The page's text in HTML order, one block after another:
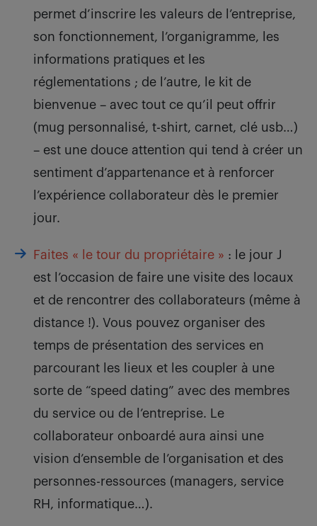
permet d’inscrire les valeurs de l’entreprise,
son fonctionnement, l’organigramme, les
informations pratiques et les
réglementations ; de l’autre, le kit de
bienvenue – avec tout ce qu’il peut offrir
(mug personnalisé, t-shirt, carnet, clé usb…)
– est une douce attention qui tend à créer un
sentiment d’appartenance et à renforcer
l’expérience collaborateur dès le premier
jour.
Faites « le tour du propriétaire » : le jour J
est l’occasion de faire une visite des locaux
et de rencontrer des collaborateurs (même à
distance !). Vous pouvez organiser des
temps de présentation des services en
parcourant les lieux et les coupler à une
sorte de “speed dating” avec des membres
du service ou de l’entreprise. Le
collaborateur onboardé aura ainsi une
vision d’ensemble de l’organisation et des
personnes-ressources (managers, service
RH, informatique…).